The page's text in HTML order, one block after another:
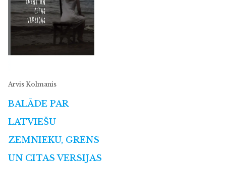
Arvis Kolmanis
BALĀDE PAR
LATVIEŠU
ZEMNIEKU, GRĒNS
UN CITAS VERSIJAS